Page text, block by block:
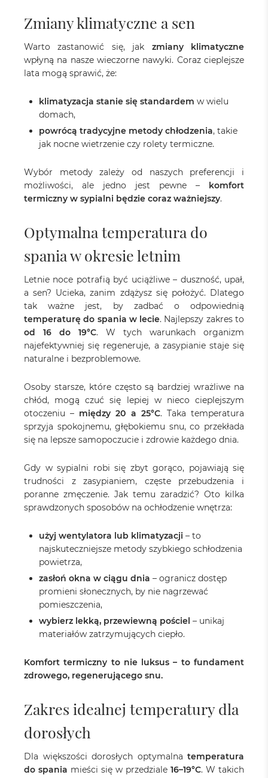
Zmiany klimatyczne a sen
Warto zastanowić się, jak zmiany klimatyczne
wpłyną na nasze wieczorne nawyki. Coraz cieplejsze
lata mogą sprawić, że:
klimatyzacja stanie się standardem w wielu
domach,
powrócą tradycyjne metody chłodzenia, takie
jak nocne wietrzenie czy rolety termiczne.
Wybór metody zależy od naszych preferencji i
możliwości, ale jedno jest pewne – komfort
termiczny w sypialni będzie coraz ważniejszy.
Optymalna temperatura do
spania w okresie letnim
Letnie noce potrafią być uciążliwe – duszność, upał,
a sen? Ucieka, zanim zdążysz się położyć. Dlatego
tak ważne jest, by zadbać o odpowiednią
temperaturę do spania w lecie. Najlepszy zakres to
od 16 do 19°C. W tych warunkach organizm
najefektywniej się regeneruje, a zasypianie staje się
naturalne i bezproblemowe.
Osoby starsze, które często są bardziej wrażliwe na
chłód, mogą czuć się lepiej w nieco cieplejszym
otoczeniu – między 20 a 25°C. Taka temperatura
sprzyja spokojnemu, głębokiemu snu, co przekłada
się na lepsze samopoczucie i zdrowie każdego dnia.
Gdy w sypialni robi się zbyt gorąco, pojawiają się
trudności z zasypianiem, częste przebudzenia i
poranne zmęczenie. Jak temu zaradzić? Oto kilka
sprawdzonych sposobów na ochłodzenie wnętrza:
użyj wentylatora lub klimatyzacji – to
najskuteczniejsze metody szybkiego schłodzenia
powietrza,
zasłoń okna w ciągu dnia – ogranicz dostęp
promieni słonecznych, by nie nagrzewać
pomieszczenia,
wybierz lekką, przewiewną pościel – unikaj
materiałów zatrzymujących ciepło.
Komfort termiczny to nie luksus – to fundament
zdrowego, regenerującego snu.
Zakres idealnej temperatury dla
dorosłych
Dla większości dorosłych optymalna temperatura
do spania mieści się w przedziale 16–19°C. W takich